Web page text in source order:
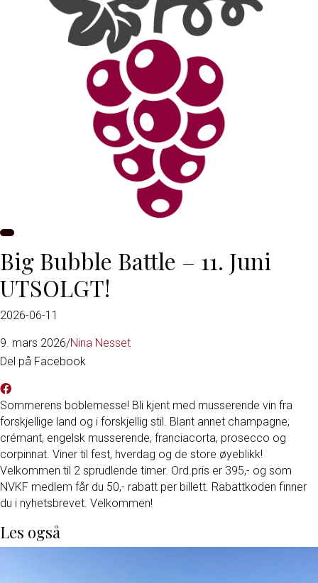
Big Bubble Battle – 11. Juni
UTSOLGT!
2026-06-11
9. mars 2026/Nina Nesset
Del på Facebook
Sommerens boblemesse! Bli kjent med musserende vin fra
forskjellige land og i forskjellig stil. Blant annet champagne,
crémant, engelsk musserende, franciacorta, prosecco og
corpinnat. Viner til fest, hverdag og de store øyeblikk!
Velkommen til 2 sprudlende timer. Ord.pris er 395,- og som
NVKF medlem får du 50,- rabatt per billett. Rabattkoden finner
du i nyhetsbrevet. Velkommen!
Les også